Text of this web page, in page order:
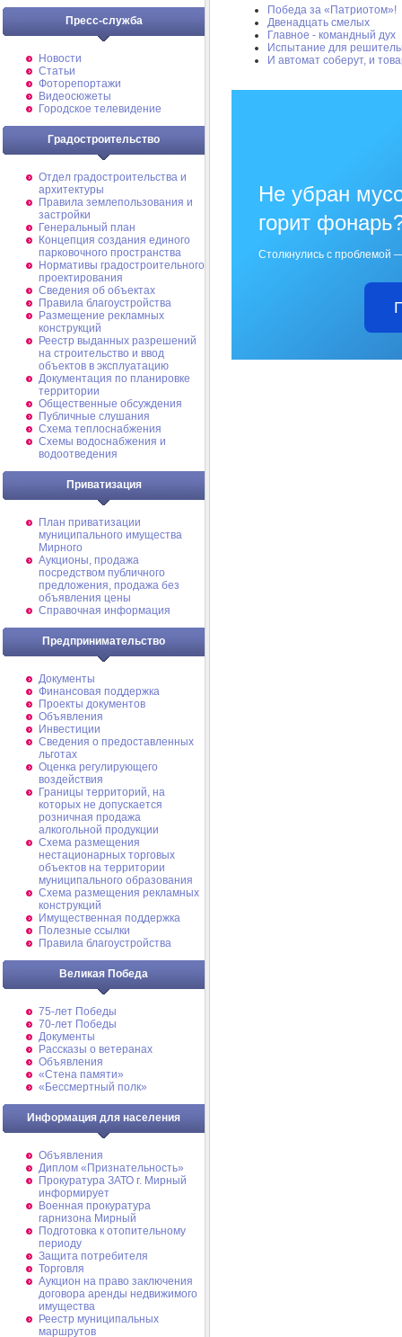
Пресс-служба
Новости
Статьи
Фоторепортажи
Видеосюжеты
Городское телевидение
Градостроительство
Отдел градостроительства и
архитектуры
Правила землепользования и
застройки
Генеральный план
Концепция создания единого
парковочного пространства
Нормативы градостроительного
проектирования
Сведения об объектах
Правила благоустройства
Размещение рекламных
конструкций
Реестр выданных разрешений
на строительство и ввод
объектов в эксплуатацию
Документация по планировке
территории
Общественные обсуждения
Публичные слушания
Схема теплоснабжения
Схемы водоснабжения и
водоотведения
Приватизация
План приватизации
муниципального имущества
Мирного
Аукционы, продажа
посредством публичного
предложения, продажа без
объявления цены
Справочная информация
Предпринимательство
Документы
Финансовая поддержка
Проекты документов
Объявления
Инвестиции
Сведения о предоставленных
льготах
Оценка регулирующего
воздействия
Границы территорий, на
которых не допускается
розничная продажа
алкогольной продукции
Схема размещения
нестационарных торговых
объектов на территории
муниципального образования
Схема размещения рекламных
конструкций
Имущественная поддержка
Полезные ссылки
Правила благоустройства
Великая Победа
75-лет Победы
70-лет Победы
Документы
Рассказы о ветеранах
Объявления
«Стена памяти»
«Бессмертный полк»
Информация для населения
Объявления
Диплом «Признательность»
Прокуратура ЗАТО г. Мирный
информирует
Военная прокуратура
гарнизона Мирный
Подготовка к отопительному
периоду
Защита потребителя
Торговля
Аукцион на право заключения
договора аренды недвижимого
имущества
Реестр муниципальных
маршрутов
Победа за «Патриотом»!
Двенадцать смелых
Главное - командный дух
Испытание для
И автомат соберут, и
Не убран
горит
Столкнулись с проблемой